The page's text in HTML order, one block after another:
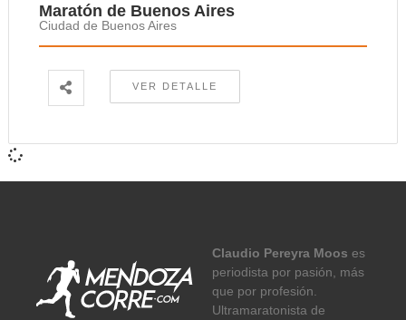
Maratón de Buenos Aires
Ciudad de Buenos Aires
VER DETALLE
Claudio Pereyra Moos es
periodista por pasión, más
que por profesión.
Ultramaratonista de